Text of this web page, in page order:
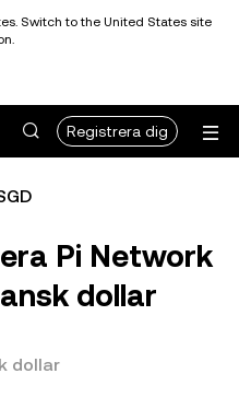
Switch to the United States site
Registrera dig
Pi Network
dollar
dollar